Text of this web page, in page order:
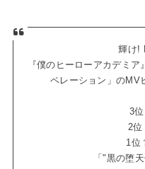
輝け!
『僕のヒーローアカデミ
ペレーション」のMV
3
2位
1位
「"黒の堕